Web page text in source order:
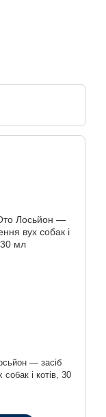
— засіб
і котів, 30